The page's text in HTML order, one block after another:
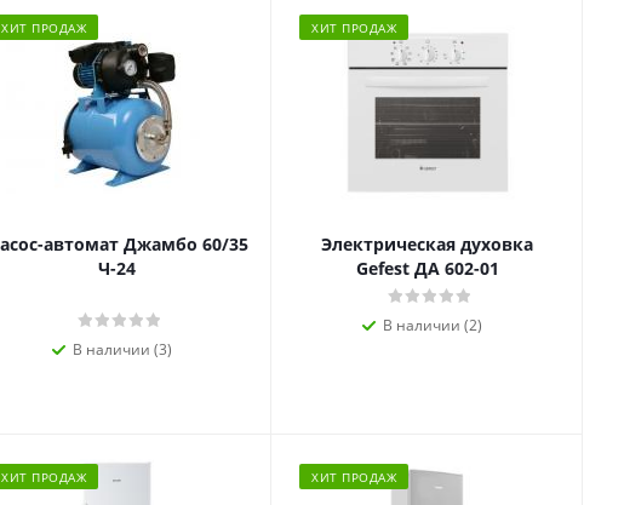
ХИТ ПРОДАЖ
автомат Джамбо 60/35
Ч-24
В наличии (3)
ХИТ ПРОДАЖ
Электрическая духовка
Gefest ДА 602-01
В наличии (2)
ХИТ ПРОДАЖ ХИТ ПРОДАЖ